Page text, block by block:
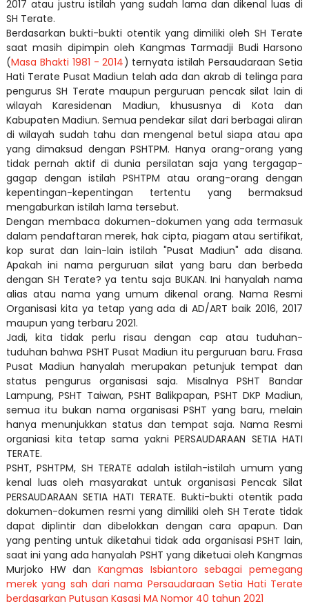
2017 atau justru istilah yang sudah lama dan dikenal luas di
SH Terate.
Berdasarkan bukti-bukti otentik yang dimiliki oleh SH Terate
saat masih dipimpin oleh Kangmas Tarmadji Budi Harsono
(Masa Bhakti 1981 - 2014) ternyata istilah Persaudaraan Setia
Hati Terate Pusat Madiun telah ada dan akrab di telinga para
pengurus SH Terate maupun perguruan pencak silat lain di
wilayah Karesidenan Madiun, khususnya di Kota dan
Kabupaten Madiun. Semua pendekar silat dari berbagai aliran
di wilayah sudah tahu dan mengenal betul siapa atau apa
yang dimaksud dengan PSHTPM. Hanya orang-orang yang
tidak pernah aktif di dunia persilatan saja yang tergagap-
gagap dengan istilah PSHTPM atau orang-orang dengan
kepentingan-kepentingan tertentu yang bermaksud
mengaburkan istilah lama tersebut.
Dengan membaca dokumen-dokumen yang ada termasuk
dalam pendaftaran merek, hak cipta, piagam atau sertifikat,
kop surat dan lain-lain istilah "Pusat Madiun" ada disana.
Apakah ini nama perguruan silat yang baru dan berbeda
dengan SH Terate? ya tentu saja BUKAN. Ini hanyalah nama
alias atau nama yang umum dikenal orang. Nama Resmi
Organisasi kita ya tetap yang ada di AD/ART baik 2016, 2017
maupun yang terbaru 2021.
Jadi, kita tidak perlu risau dengan cap atau tuduhan-
tuduhan bahwa PSHT Pusat Madiun itu perguruan baru. Frasa
Pusat Madiun hanyalah merupakan petunjuk tempat dan
status pengurus organisasi saja. Misalnya PSHT Bandar
Lampung, PSHT Taiwan, PSHT Balikpapan, PSHT DKP Madiun,
semua itu bukan nama organisasi PSHT yang baru, melain
hanya menunjukkan status dan tempat saja. Nama Resmi
organiasi kita tetap sama yakni PERSAUDARAAN SETIA HATI
TERATE.
PSHT, PSHTPM, SH TERATE adalah istilah-istilah umum yang
kenal luas oleh masyarakat untuk organisasi Pencak Silat
PERSAUDARAAN SETIA HATI TERATE. Bukti-bukti otentik pada
dokumen-dokumen resmi yang dimiliki oleh SH Terate tidak
dapat diplintir dan dibelokkan dengan cara apapun. Dan
yang penting untuk diketahui tidak ada organisasi PSHT lain,
saat ini yang ada hanyalah PSHT yang diketuai oleh Kangmas
Murjoko HW dan Kangmas Isbiantoro sebagai pemegang
merek yang sah dari nama Persaudaraan Setia Hati Terate
berdasarkan Putusan Kasasi MA Nomor 40 tahun 2021